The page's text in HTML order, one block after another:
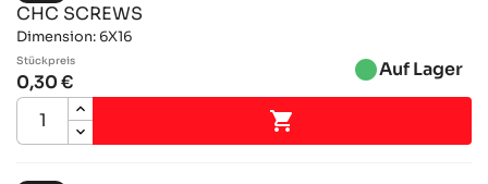
CHC SCREWS
Dimension: 6X16
Stückpreis
0,30 € brightness_1Auf Lager
